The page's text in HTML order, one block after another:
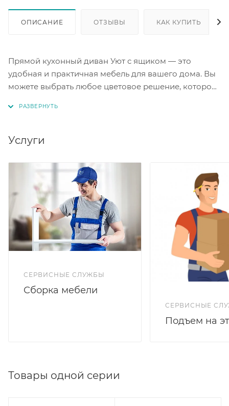
ОПИСАНИЕ ОТЗЫВЫ КАК КУПИТЬ
Прямой кухонный диван Уют с ящиком — это
удобная и практичная мебель для вашего дома. Вы
можете выбрать любое цветовое решение, которое
из ППУ гарантирует долговечность и мягкость
к вашей кухне.
Услуги
СЕРВИСНЫЕ СЛУЖБЫ
Сборка мебели
СЕРВИСНЫЕ
Подъем на
Товары одной серии